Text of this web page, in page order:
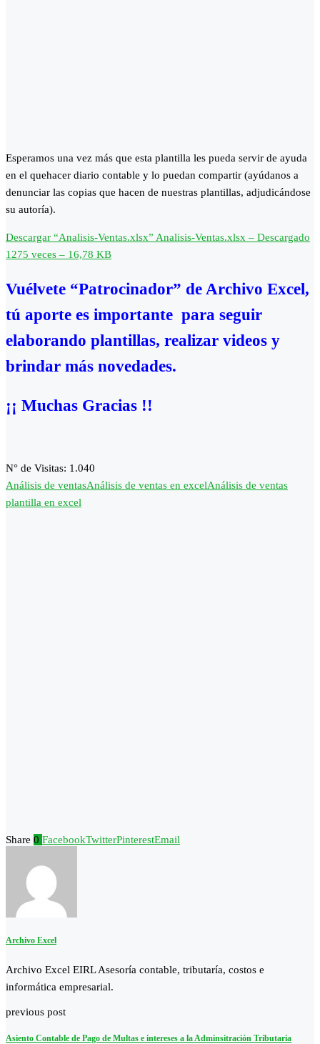
Esperamos una vez más que esta plantilla les pueda servir de ayuda
en el quehacer diario contable y lo puedan compartir (ayúdanos a
denunciar las copias que hacen de nuestras plantillas, adjudicándose
su autoría).
Descargar “Analisis-Ventas.xlsx” Analisis-Ventas.xlsx – Descargado
1275 veces – 16,78 KB
Vuélvete “Patrocinador” de Archivo Excel,
tú aporte es importante para seguir
elaborando plantillas, realizar videos y
brindar más novedades.
¡¡ Muchas Gracias !!
N° de Visitas: 1.040
Análisis de ventasAnálisis de ventas en excelAnálisis de ventas
plantilla en excel
Share 0 FacebookTwitterPinterestEmail
Archivo Excel
Archivo Excel EIRL Asesoría contable, tributaría, costos e
informática empresarial.
previous post
Asiento Contable de Pago de Multas e intereses a la Adminsitración Tributaria